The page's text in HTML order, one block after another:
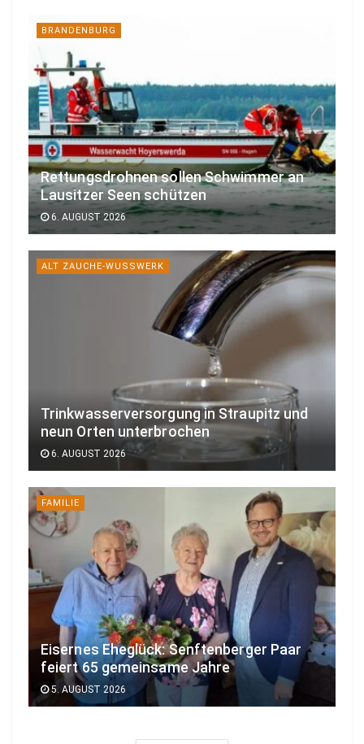
BRANDENBURG
Rettungsdrohnen sollen Schwimmer an
Lausitzer Seen schützen
6. AUGUST 2026
ALT ZAUCHE-WUSSWERK
Trinkwasserversorgung in Straupitz und
neun Orten unterbrochen
6. AUGUST 2026
FAMILIE
Eisernes Eheglück: Senftenberger Paar
feiert 65 gemeinsame Jahre
5. AUGUST 2026